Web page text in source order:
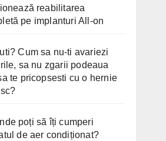
reabilitarea
pe implanturi All-on
Cum sa nu-ti avariezi
sa nu zgarii podeaua
te pricopsesti cu o hernie
poți să îți cumperi
de aer condiționat?